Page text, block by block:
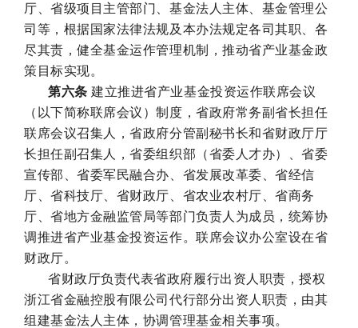
厅、省级项目主管部门、基金法人主体、基金管理公
司等，根据国家法律法规及本办法规定各司其职、各
尽其责，健全基金运作管理机制，推动省产业基金政
策目标实现。
第六条 建立推进省产业基金投资运作联席会议
（以下简称联席会议）制度，省政府常务副省长担任
联席会议召集人，省政府分管副秘书长和省财政厅厅
长担任副召集人，省委组织部（省委人才办）、省委
宣传部、省委军民融合办、省发展改革委、省经信
厅、省科技厅、省财政厅、省农业农村厅、省商务
厅、省地方金融监管局等部门负责人为成员，统筹协
调推进省产业基金投资运作。联席会议办公室设在省
财政厅。
省财政厅负责代表省政府履行出资人职责，授权
浙江省金融控股有限公司代行部分出资人职责，由其
组建基金法人主体，协调管理基金相关事项。